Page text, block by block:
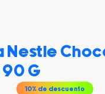
Nestle
G
10% de descuento